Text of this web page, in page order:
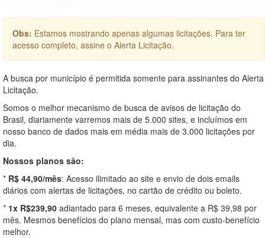
Obs: Estamos mostrando apenas algumas licitações. Para ter
acesso completo, assine o Alerta Licitação.
A busca por município é permitida somente para assinantes do Alerta
Licitação.
Somos o melhor mecanismo de busca de avisos de licitação do
Brasil, diariamente varremos mais de 5.000 sites, e incluímos em
nosso banco de dados mais em média mais de 3.000 licitações por
dia.
Nossos planos são:
* R$ 44,90/mês: Acesso ilimitado ao site e envio de dois emails
diários com alertas de licitações, no cartão de crédito ou boleto.
* 1x R$239,90 adiantado para 6 meses, equivalente a R$ 39,98 por
mês. Mesmos benefícios do plano mensal, mas com custo-benefício
melhor.